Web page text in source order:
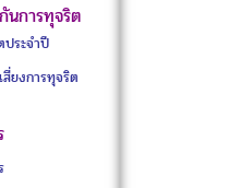
นการทุจริต
ประจำปี
ยงการทุจริต